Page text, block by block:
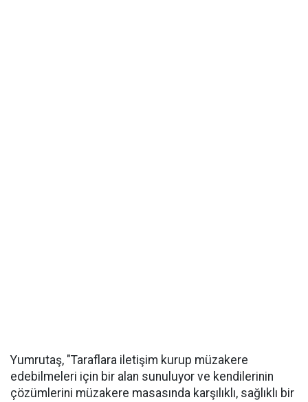
Yumrutaş, "Taraflara iletişim kurup müzakere
edebilmeleri için bir alan sunuluyor ve kendilerinin
çözümlerini müzakere masasında karşılıklı, sağlıklı bir